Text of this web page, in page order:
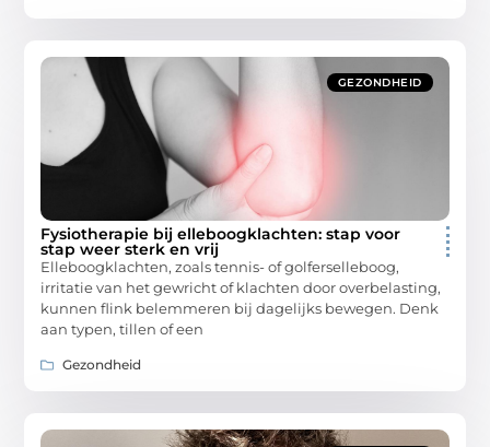
GEZONDHEID
Fysiotherapie bij elleboogklachten: stap voor
stap weer sterk en vrij
Elleboogklachten, zoals tennis- of golferselleboog,
irritatie van het gewricht of klachten door overbelasting,
kunnen flink belemmeren bij dagelijks bewegen. Denk
aan typen, tillen of een
Gezondheid